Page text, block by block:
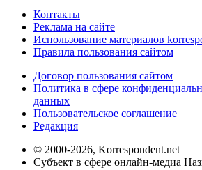
Контакты
Реклама на сайте
Использование материалов
Правила пользования сайтом
Договор пользования сайтом
Политика в сфере
данных
Пользовательское соглашение
Редакция
© 2000-2026, Korrespondent.net
Субъект в сфере онлайн-медиа